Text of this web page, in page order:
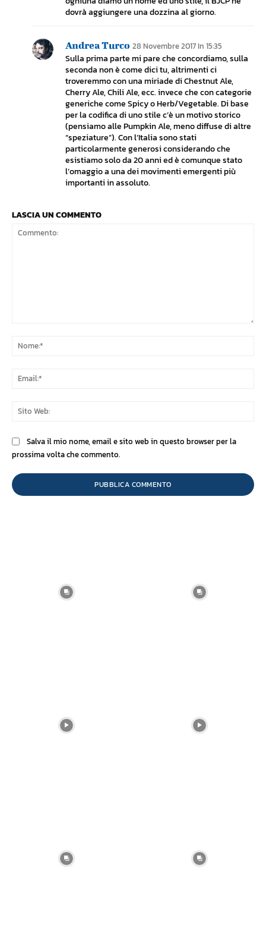
dovrà aggiungere una dozzina al giorno.
Andrea Turco 28 Novembre 2017 In 15:35
Sulla prima parte mi pare che concordiamo, sulla
seconda non è come dici tu, altrimenti ci
troveremmo con una miriade di Chestnut Ale,
Cherry Ale, Chili Ale, ecc. invece che con categorie
generiche come Spicy o Herb/Vegetable. Di base
per la codifica di uno stile c’è un motivo storico
(pensiamo alle Pumpkin Ale, meno diffuse di altre
“speziature”). Con l’Italia sono stati
particolarmente generosi considerando che
esistiamo solo da 20 anni ed è comunque stato
l’omaggio a una dei movimenti emergenti più
importanti in assoluto.
LASCIA UN COMMENTO
Salva il mio nome, email e sito web in questo browser per la
prossima volta che commento.